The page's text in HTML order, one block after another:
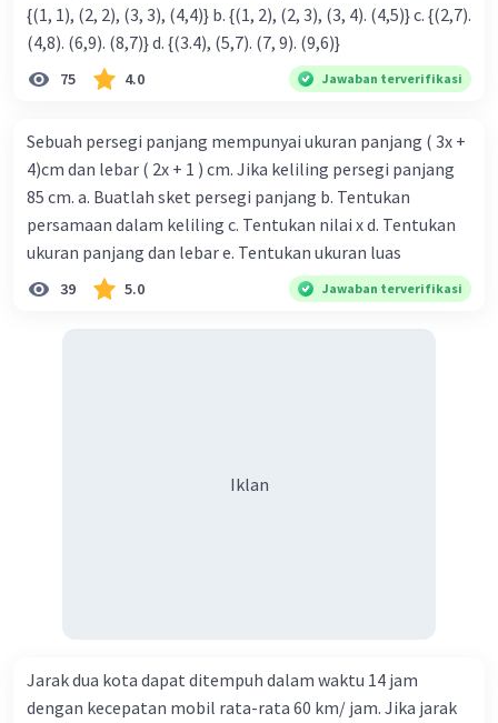
{(1, 1), (2, 2), (3, 3), (4,4)} b. {(1, 2), (2, 3), (3, 4). (4,5)} c. {(2,7).
(4,8). (6,9). (8,7)} d. {(3.4), (5,7). (7, 9). (9,6)}
75 4.0 Jawaban terverifikasi
Sebuah persegi panjang mempunyai ukuran panjang ( 3x +
4)cm dan lebar ( 2x + 1 ) cm. Jika keliling persegi panjang
85 cm. a. Buatlah sket persegi panjang b. Tentukan
persamaan dalam keliling c. Tentukan nilai x d. Tentukan
ukuran panjang dan lebar e. Tentukan ukuran luas
39 5.0 Jawaban terverifikasi
Iklan
Jarak dua kota dapat ditempuh dalam waktu 14 jam
dengan kecepatan mobil rata-rata 60 km/ jam. Jika jarak